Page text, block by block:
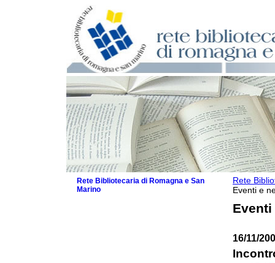
Rete
Eventi e
Eventi
16/11/
Rete Bibliotecaria di Romagna e San
Marino